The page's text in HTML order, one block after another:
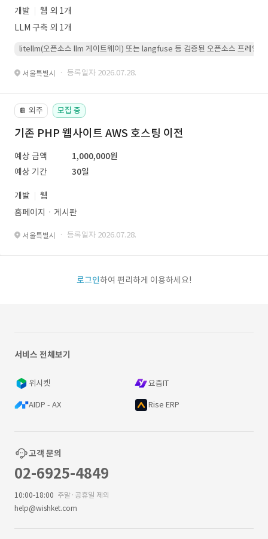
개발
웹 외 1개
LLM 구축 외 1개
litellm(오픈소스 llm 게이트웨이) 또는 langfuse 등 검증된 오픈소스 프레임워
서울특별시 · 등록일자 2026.07.28.
📔 외주 모집 중
기존 PHP 웹사이트 AWS 호스팅 이전
예상 금액
1,000,000원
예상 기간
30일
개발
웹
홈페이지ㆍ게시판
서울특별시 · 등록일자 2026.07.28.
로그인하여 편리하게 이용하세요!
서비스 전체보기
위시켓 요즘IT
AIDP - AX Rise ERP
고객 문의
02-6925-4849
10:00-18:00 주말·공휴일 제외
help@wishket.com